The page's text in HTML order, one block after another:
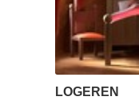
LOGEREN